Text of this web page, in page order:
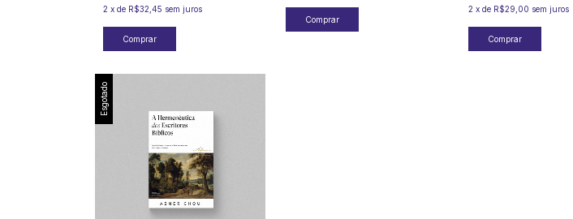
2 x de R$32,45 sem juros
2 x de R$29,00 sem juros
Esgotado